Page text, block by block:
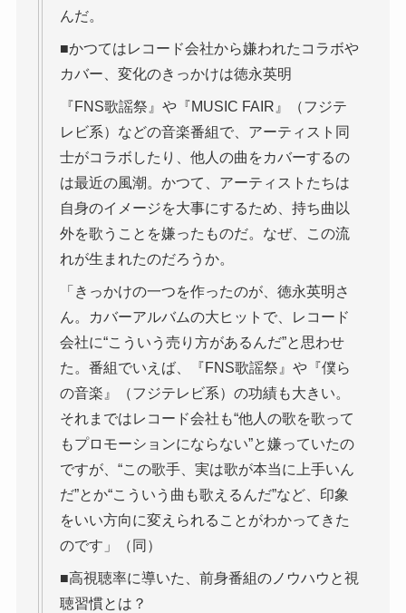
んだ。
■かつてはレコード会社から嫌われたコラボや
カバー、変化のきっかけは徳永英明
『FNS歌謡祭』や『MUSIC FAIR』（フジテ
レビ系）などの音楽番組で、アーティスト同
士がコラボしたり、他人の曲をカバーするの
は最近の風潮。かつて、アーティストたちは
自身のイメージを大事にするため、持ち曲以
外を歌うことを嫌ったものだ。なぜ、この流
れが生まれたのだろうか。
「きっかけの一つを作ったのが、徳永英明さ
ん。カバーアルバムの大ヒットで、レコード
会社に“こういう売り方があるんだ”と思わせ
た。番組でいえば、『FNS歌謡祭』や『僕ら
の音楽』（フジテレビ系）の功績も大きい。
それまではレコード会社も“他人の歌を歌って
もプロモーションにならない”と嫌っていたの
ですが、“この歌手、実は歌が本当に上手いん
だ”とか“こういう曲も歌えるんだ”など、印象
をいい方向に変えられることがわかってきた
のです」（同）
■高視聴率に導いた、前身番組のノウハウと視
聴習慣とは？